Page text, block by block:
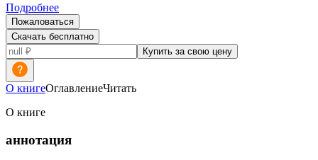
Подробнее
Пожаловаться
Скачать бесплатно
Купить за свою цену
О книгеОглавлениеЧитать
О книге
аннотация